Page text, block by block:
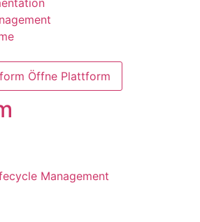
Öffne Plattform
Management